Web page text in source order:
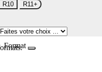
R10 R11+
Format